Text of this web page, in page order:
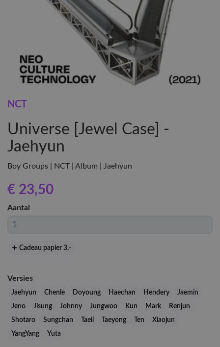
NCT
Universe [Jewel Case] -
Jaehyun
Boy Groups | NCT | Album | Jaehyun
€ 23,50
Aantal
Cadeau papier 3,-
Versies
Jaehyun Chenle Doyoung Haechan Hendery
Jaemin
Jeno
Jisung Johnny Jungwoo Kun Mark
Renjun
Shotaro
Sungchan Taeil Taeyong Ten
Xiaojun
YangYang
Yuta